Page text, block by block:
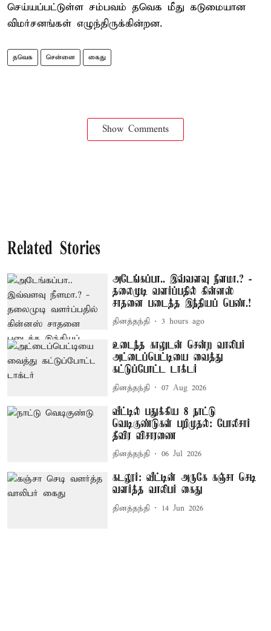
செய்யப்பட்டுள்ள சம்பவம் தவெக மீது கடுமையான
விமர்சனங்கள் எழுந்திருக்கின்றன.
தவெக சென்னை கைது
Show Comments
Related Stories
அடேங்கப்பா.. இவ்வளவு நீளமா.? -
தலைமுடி வளர்ப்பதில் கின்னஸ்
சாதனை படைத்த இந்தியப் பெண்.!
தினத்தந்தி 3 hours ago
உடைந்த காலுடன் சென்ற வாலிபர்
அட்டைப்பெட்டியை வைத்து
கட்டுப்போட்ட டாக்டர்
தினத்தந்தி 07 Aug 2026
வீட்டில் பதுக்கிய 8 நாட்டு
வெடிகுண்டுகள் பறிமுதல்: போலீசார்
தீவிர விசாரணை
தினத்தந்தி 06 Jul 2026
கடலூர்: வீட்டின் அருகே கஞ்சா செடி
வளர்த்த வாலிபர் கைது
தினத்தந்தி 14 Jun 2026